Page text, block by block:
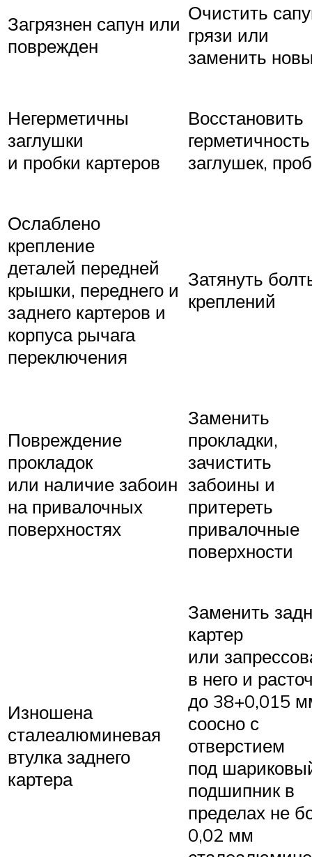
Загрязнен сапун или
поврежден
Очистить
грязи или
заменить
Негерметичны
заглушки
и пробки картеров
Восстановить
герметичность
заглушек,
Ослаблено
крепление
деталей передней
крышки, переднего и
заднего картеров и
корпуса рычага
переключения
Затянуть
креплений
Повреждение
прокладок
или наличие забоин
на привалочных
поверхностях
Заменить
прокладки,
зачистить
забоины и
притереть
привалочные
поверхности
Изношена
сталеалюминевая
втулка заднего
картера
Заменить
картер
или
в него и
до 38+0,015
соосно с
отверстием
под
подшипник в
пределах не
0,02 мм